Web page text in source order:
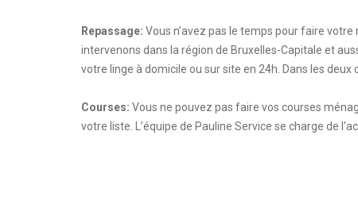
Repassage: Vous n’avez pas le temps pour faire
intervenons dans la région de Bruxelles-Capitale et
votre linge à domicile ou sur site en 24h. Dans les
Courses: Vous ne pouvez pas faire vos courses
votre liste. L’équipe de Pauline Service se charge de